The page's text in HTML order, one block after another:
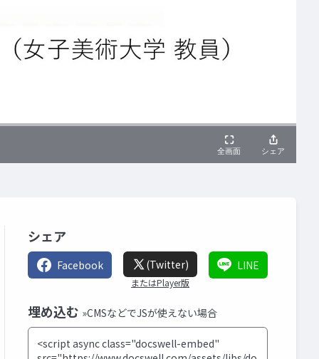
シェア
Facebook (Twitter)
またはPlayer版
LINE
埋め込む »CMSなどでJSが使えない場合